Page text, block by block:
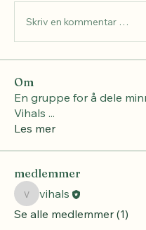
Skriv en kommentar …
Om
En gruppe for å dele
Vihals ...
Les mer
medlemmer
vihalsvihals
Se alle medlemmer (1)